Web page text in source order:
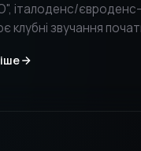
італоденс/
клубні звучання
тривогою та